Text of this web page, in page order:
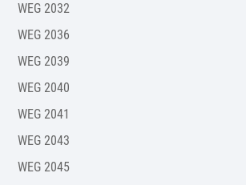
WEG 2032
WEG 2036
WEG 2039
WEG 2040
WEG 2041
WEG 2043
WEG 2045